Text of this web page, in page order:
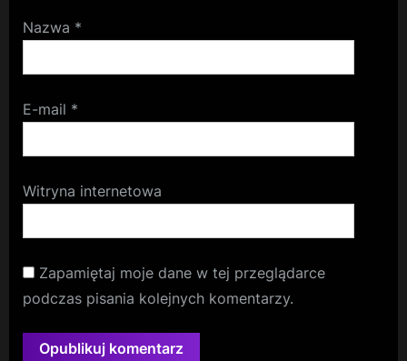
Nazwa *
E-mail *
Witryna internetowa
Zapamiętaj moje dane w tej przeglądarce
podczas pisania kolejnych komentarzy.